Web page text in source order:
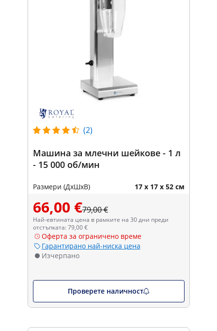
(2)
Машина за млечни шейкове - 1 л
- 15 000 об/мин
Размери (ДxШxВ) 17 x 17 x 52 см
66,00 €79,00 €
Най-евтината цена в рамките на 30 дни преди
отстъпката: 79,00 €
Оферта за ограничено време
Гарантирано най-ниска цена
Изчерпано
Проверете наличност